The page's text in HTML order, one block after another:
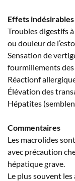
Effets indésirables
Troubles digestifs
ou douleur de
Sensation de
fourmillements
Réactionf
Élévation des
Hépatites
Commentaires
Les macrolides
avec précaution
hépatique grave.
Le plus souvent